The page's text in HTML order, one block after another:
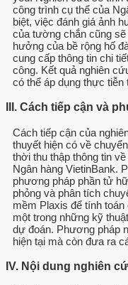
công trình cụ thể của
biệt, việc đánh giá ảnh
của tường chắn cũng
hưởng của bề rộng hố
cung cấp thông tin chi
công. Kết quả nghiên
có thể áp dụng thực
III. Cách tiếp cận và
Cách tiếp cận của
thuyết hiện có về
thời thu thập thông tin
Ngân hàng VietinBank.
phương pháp phần tử
phỏng và phân tích
mềm Plaxis để tính
một trong những kỹ
dự đoán. Phương pháp
hiện tại mà còn đưa ra
IV. Nội dung nghiên